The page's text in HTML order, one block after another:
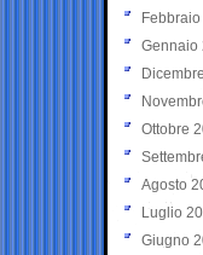
Gennaio
Ottobre
Agosto
Luglio
Giugno